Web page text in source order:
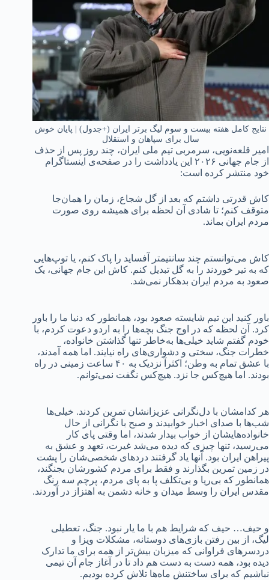
نتایج کامل هفته بیست و سوم لیگ برتر ایران (+جدول) | پایان خوش
سال برای سپاهان و استقلال
امیر قلعه‌نویی، سرمربی تیم ملی ایران، چند روز پس از حذف
از جام جهانی ۲۰۲۶ این یادداشت را در صفحه‌ی اینستاگرام
خود منتشر کرده است:
کاش قدرتی داشتم که بعد از گل شجاع، زمان را همان‌جا
متوقف کنم؛ تا شادی آن لحظه برای همیشه روی صورت
مردم ایران بماند.
کاش می‌توانستم چند سانتیمتر آفساید را پاک کنم، یا توپ‌هایی
که به تیر خوردند را به گل تبدیل کنم. کاش این جام جهانی، یک
صعود به مردم ایران بدهکار نمی‌شد.
باور کنید این تیم شایسته صعود بود، همانطور که دنیا ما را باور
کرد. آن لحظه که در اوج جنگ بچه‌ها را به اردو دعوت کردم، با
خودم گفتم شاید خیلی‌ها به‌خاطر تنها گذاشتن خانواده،
خطرات جنگ، سختی و دشواری‌های راه نیایند. اما همه آمدند،
با عشق تمام به وطن؛ اکثرآ نزدیک به ۴۰ ساعت زمینی در راه
بودند. اما هیچ‌کس جا نزد. هیچ‌کس نگفت نمی‌توانم.
هر کدامشان با دل‌نگرانی عزیزانشان تمرین کردند. خیلی‌ها
شب‌ها با صدای اخبار خوابیدند و صبح با نگرانی از حال
خانواده‌هایشان از خواب بیدار شدند، اما وقتی پای کار
می‌رسید، تنها چیزی که دیده می‌شد غیرت، تعهد و عشق به
پیراهن ایران بود. آنها یاد گرفتند دردهای شخصی‌شان را پشت
در زمین تمرین بگذارند و فقط برای مردم کشورشان بجنگند،
همانطور که بی‌ریا و بی‌تکلف پا به پای مردم، پرچم سه رنگ
مقدس ایران را وسط میدان و خانه دشمن به اهتزاز در آوردند.
و حیف… حیف که شرایط هم با ما یار نبود. جنگ، تعطیلی
لیگ، از بین رفتن بازی‌های دوستانه، مشکلات ویزا و
دردسرهای فراوانی که میزبان بیش‌تر از همه برای ما تدارک
دیده بود، همه دست به دست هم داد تا در آغاز جام آن تیمی
نباشیم که برای ساختنش ماه‌ها تلاش کرده بودیم.